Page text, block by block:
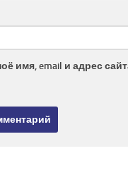
имя, email и адрес